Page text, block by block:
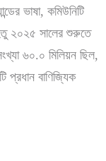
ভাষা, কমিউনিটি
২০২৫ সালের শুরুতে
৬০.০ মিলিয়ন ছিল,
প্রধান বাণিজ্যিক